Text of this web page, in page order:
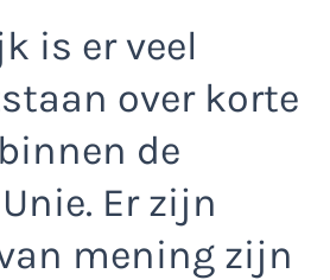
is er veel
over korte
de
Er zijn
mening zijn